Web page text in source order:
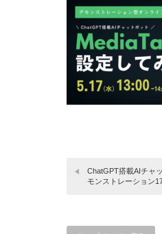
ChatGPT搭載AIチャ
モンストレーション